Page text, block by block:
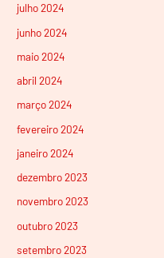
julho 2024
junho 2024
maio 2024
abril 2024
março 2024
fevereiro 2024
janeiro 2024
dezembro 2023
novembro 2023
outubro 2023
setembro 2023